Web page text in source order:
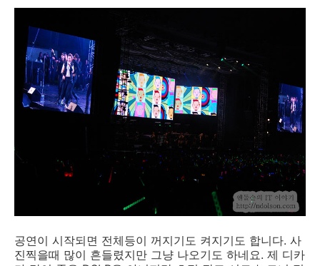
공연이 시작되면 전체등이 꺼지기도 켜지기도 합니다. 사
진찍을때 많이 흔들렸지만 그냥 나오기도 하네요. 제 디카